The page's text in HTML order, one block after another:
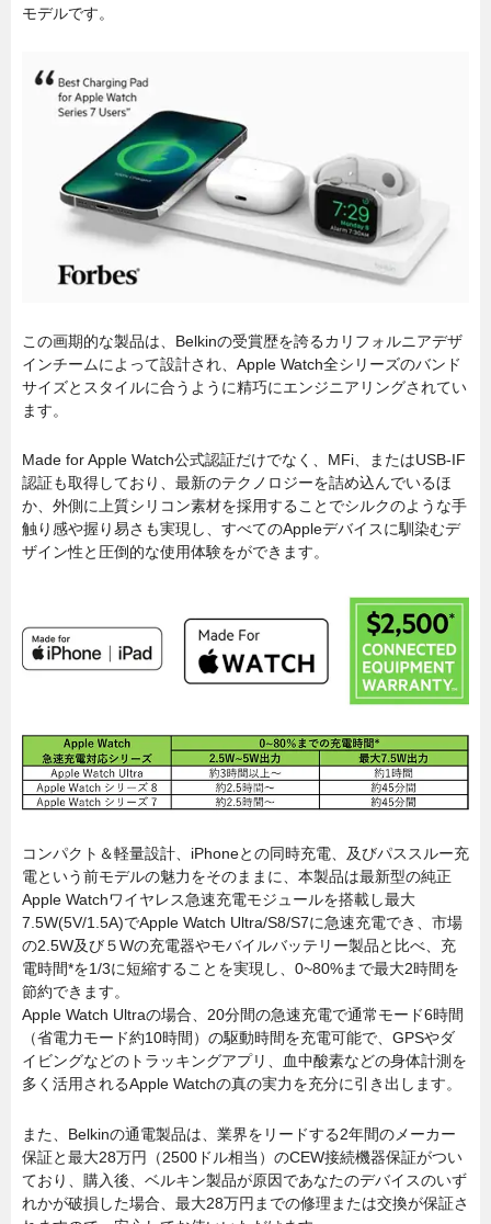
モデルです。
この画期的な製品は、Belkinの受賞歴を誇るカリフォルニアデザ
インチームによって設計され、Apple Watch全シリーズのバンド
サイズとスタイルに合うように精巧にエンジニアリングされてい
ます。
Made for Apple Watch公式認証だけでなく、MFi、またはUSB-IF
認証も取得しており、最新のテクノロジーを詰め込んでいるほ
か、外側に上質シリコン素材を採用することでシルクのような手
触り感や握り易さも実現し、すべてのAppleデバイスに馴染むデ
ザイン性と圧倒的な使用体験をができます。
コンパクト＆軽量設計、iPhoneとの同時充電、及びパススルー充
電という前モデルの魅力をそのままに、本製品は最新型の純正
Apple Watchワイヤレス急速充電モジュールを搭載し最大
7.5W(5V/1.5A)でApple Watch Ultra/S8/S7に急速充電でき、市場
の2.5W及び５Wの充電器やモバイルバッテリー製品と比べ、充
電時間*を1/3に短縮することを実現し、0~80%まで最大2時間を
節約できます。
Apple Watch Ultraの場合、20分間の急速充電で通常モード6時間
（省電力モード約10時間）の駆動時間を充電可能で、GPSやダ
イビングなどのトラッキングアプリ、血中酸素などの身体計測を
多く活用されるApple Watchの真の実力を充分に引き出します。
また、Belkinの通電製品は、業界をリードする2年間のメーカー
保証と最大28万円（2500ドル相当）のCEW接続機器保証がつい
ており、購入後、ベルキン製品が原因であなたのデバイスのいず
れかが破損した場合、最大28万円までの修理または交換が保証さ